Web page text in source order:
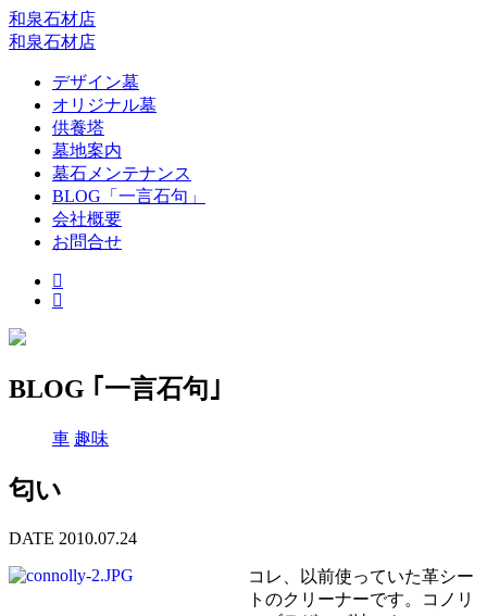
和泉石材店
和泉石材店
デザイン墓
オリジナル墓
供養塔
墓地案内
墓石メンテナンス
BLOG「一言石句」
会社概要
お問合せ
BLOG ｢一言石句｣
車 趣味
匂い
DATE 2010.07.24
コレ、以前使っていた革シー
トのクリーナーです。コノリ